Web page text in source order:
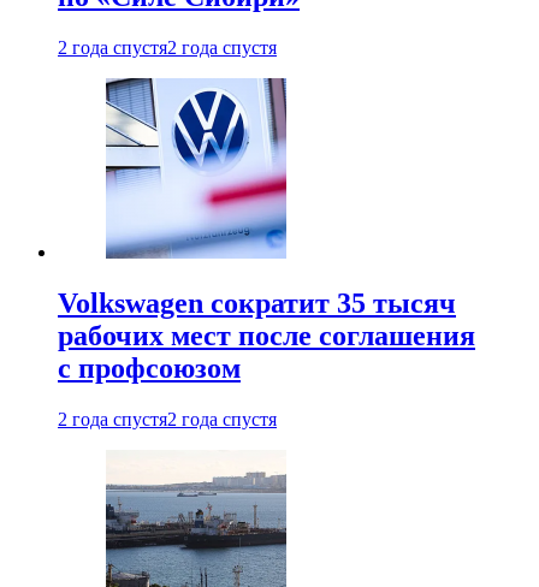
2 года спустя2 года спустя
Volkswagen сократит 35 тысяч
рабочих мест после соглашения
с профсоюзом
2 года спустя2 года спустя